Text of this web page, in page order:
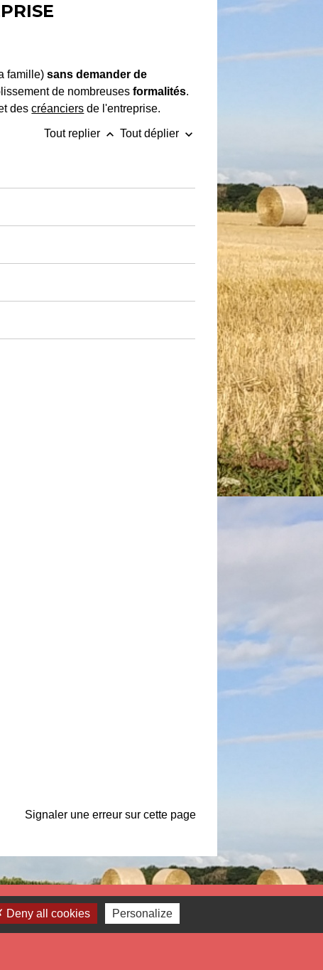
famille)sans demander de
de nombreusesformalités.
descréanciers de l'entreprise.
Tout replier keyboard_arrow_up Tout déplier keyboard_arrow_down
Signaler une erreur sur cette page
Liens
Deny all cookies Personalize